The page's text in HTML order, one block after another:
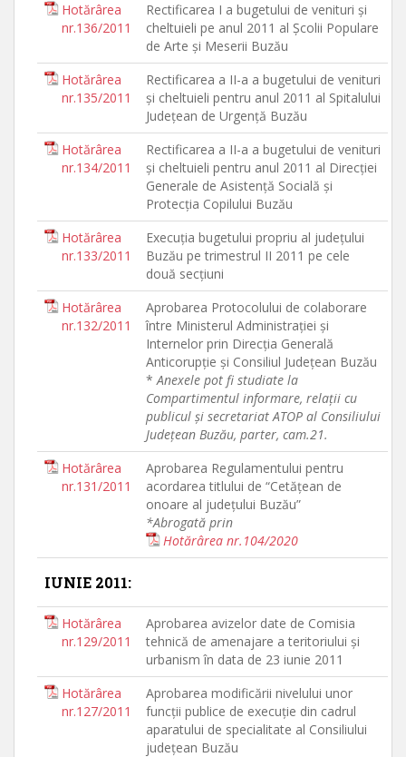
Hotărârea
nr.136/2011
Rectificarea I a bugetului de venituri şi
cheltuieli pe anul 2011 al Şcolii Populare
de Arte şi Meserii Buzău
Hotărârea
nr.135/2011
Rectificarea a II-a a bugetului de venituri
şi cheltuieli pentru anul 2011 al Spitalului
Judeţean de Urgenţă Buzău
Hotărârea
nr.134/2011
Rectificarea a II-a a bugetului de venituri
şi cheltuieli pentru anul 2011 al Direcţiei
Generale de Asistenţă Socială şi
Protecţia Copilului Buzău
Hotărârea
nr.133/2011
Execuţia bugetului propriu al judeţului
Buzău pe trimestrul II 2011 pe cele
două secţiuni
Hotărârea
nr.132/2011
Aprobarea Protocolului de colaborare
între Ministerul Administraţiei şi
Internelor prin Direcţia Generală
Anticorupţie şi Consiliul Judeţean Buzău
*Anexele pot fi studiate la
Compartimentul informare, relaţii cu
publicul şi secretariat ATOP al Consiliului
Judeţean Buzău, parter, cam.21.
Hotărârea
nr.131/2011
Aprobarea Regulamentului pentru
acordarea titlului de “Cetăţean de
onoare al judeţului Buzău”
*Abrogată prin
Hotărârea nr.104/2020
IUNIE 2011:
Hotărârea
nr.129/2011
Aprobarea avizelor date de Comisia
tehnică de amenajare a teritoriului şi
urbanism în data de 23 iunie 2011
Hotărârea
nr.127/2011
Aprobarea modificării nivelului unor
funcţii publice de execuţie din cadrul
aparatului de specialitate al Consiliului
judeţean Buzău